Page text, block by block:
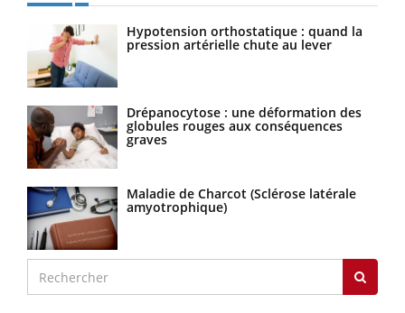
Hypotension orthostatique : quand la
pression artérielle chute au lever
Drépanocytose : une déformation des
globules rouges aux conséquences
graves
Maladie de Charcot (Sclérose latérale
amyotrophique)